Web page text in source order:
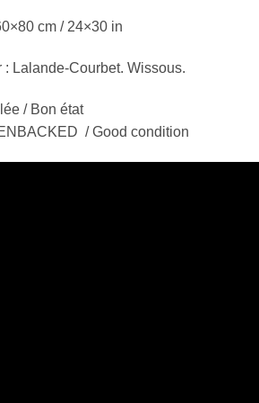
cm / 24×30 in
: Lalande-Courbet. Wissous.
/ Bon état
/ Good condition